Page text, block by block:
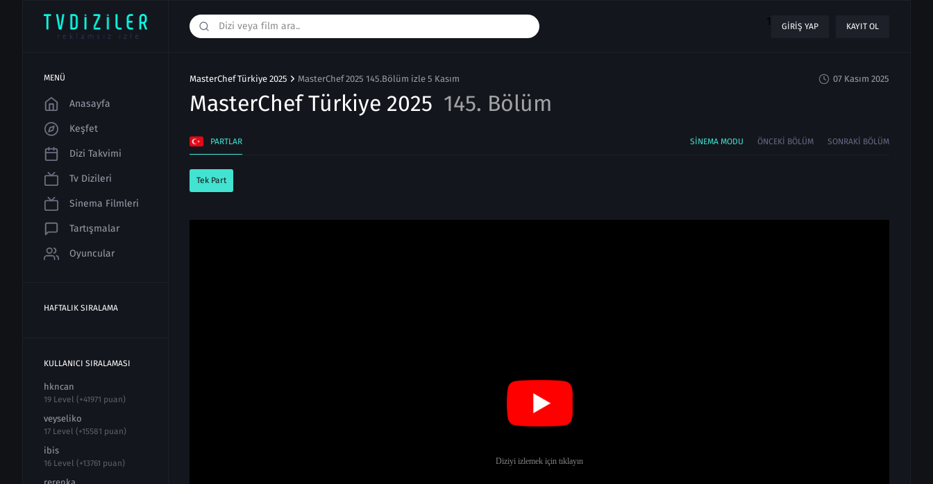
1 GIRIŞ YAP KAYIT OL
MENÜ
Anasayfa
Keşfet
Dizi Takvimi
Tv Dizileri
Sinema Filmleri
Tartışmalar
Oyuncular
HAFTALIK SIRALAMA
KULLANICI SIRALAMASI
hkncan
19 Level (+41971 puan)
veyseliko
17 Level (+15581 puan)
ibis
16 Level (+13761 puan)
MasterChef Türkiye 2025 MasterChef 2025 145.Bölüm izle 5 Kasım
MasterChef Türkiye 2025 145. Bölüm
07 Kasım 2025
PARTLAR SINEMA MODU ÖNCEKI BÖLÜM SONRAKI BÖLÜM
Tek Part